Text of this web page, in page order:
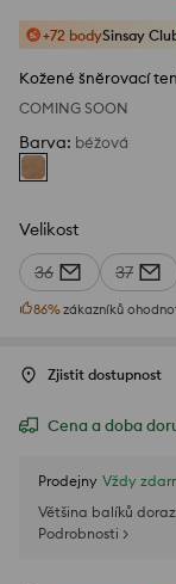
+72 bodySinsay
Kožené šněrovací
COMING SOON
Barva: béžová
Velikost
36 37
86%zákazníků
Zjistit dostupnost
Cena a doba
Prodejny Vždy
Většina balíků
Podrobnosti >